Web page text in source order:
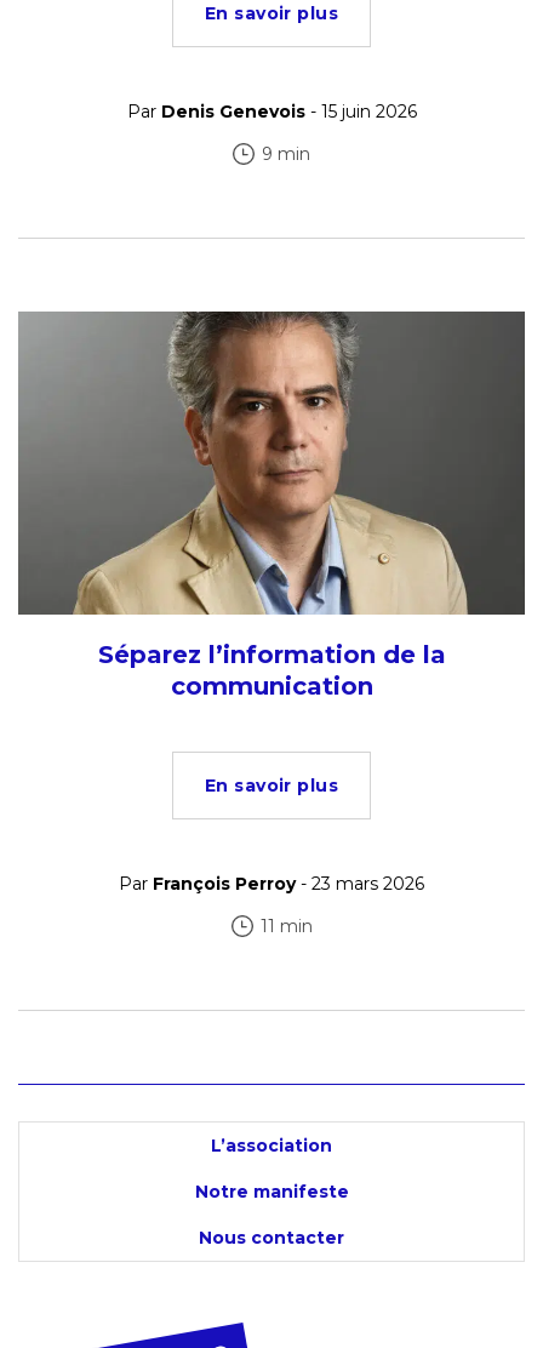
En savoir plus
Par Denis Genevois- 15 juin 2026
9 min
Séparez l’information de la
communication
En savoir plus
Par François Perroy- 23 mars 2026
11 min
L’association
Notre manifeste
Nous contacter